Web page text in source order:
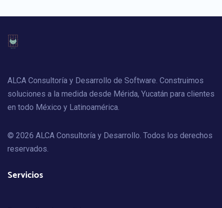
ALCA Consultoría y Desarrollo de Software. Construimos
soluciones a la medida desde Mérida, Yucatán para clientes
en todo México y Latinoamérica.
© 2026 ALCA Consultoría y Desarrollo. Todos los derechos
reservados.
Servicios